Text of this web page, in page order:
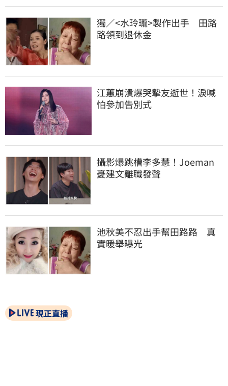
獨／<水玲瓏>製作出手　田路
路領到退休金
江蕙崩潰爆哭摯友逝世！淚喊
怕參加告別式
攝影爆跳槽李多慧！Joeman
憂建文離職發聲
池秋美不忍出手幫田路路　真
實暖舉曝光
現正直播